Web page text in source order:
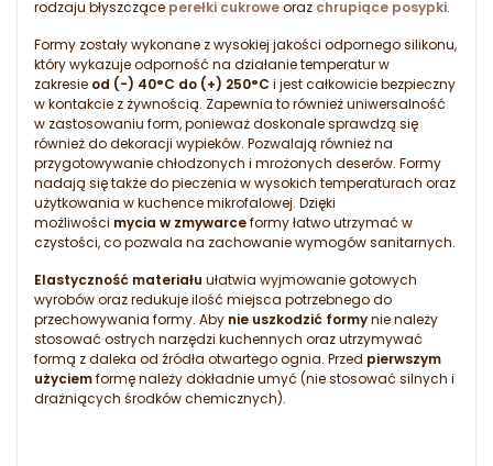
rodzaju błyszczące perełki cukroweoraz chrupiące posypki.
Formy zostały wykonane z wysokiej jakości odpornego silikonu,
który wykazuje odporność na działanie temperatur w
zakresie od (-) 40°C do (+) 250°C i jest całkowicie bezpieczny
w kontakcie z żywnością. Zapewnia to również uniwersalność
w zastosowaniu form, ponieważ doskonale sprawdzą się
również do dekoracji wypieków. Pozwalają również na
przygotowywanie chłodzonych i mrożonych deserów. Formy
nadają się także do pieczenia w wysokich temperaturach oraz
użytkowania w kuchence mikrofalowej. Dzięki
możliwości mycia w zmywarceformy łatwo utrzymać w
czystości, co pozwala na zachowanie wymogów sanitarnych.
Elastyczność materiału ułatwia wyjmowanie gotowych
wyrobów oraz redukuje ilość miejsca potrzebnego do
przechowywania formy. Aby nie uszkodzić formynie należy
stosować ostrych narzędzi kuchennych oraz utrzymywać
formą z daleka od źródła otwartego ognia. Przed pierwszym
użyciemformę należy dokładnie umyć (nie stosować silnych i
drażniących środków chemicznych).